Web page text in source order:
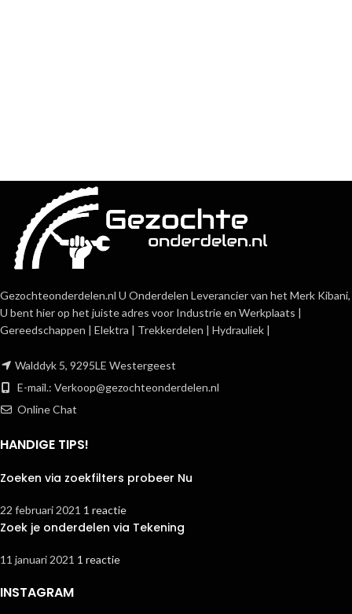
Gezochteonderdelen.nl U Onderdelen Leverancier van het Merk Kibani,
U bent hier op het juiste adres voor Industrie en Werkplaats |
Gereedschappen | Elektra | Trekkerdelen | Hydrauliek |
Walddyk 5, 9295LE Westergeest
E-mail.: Verkoop@gezochteonderdelen.nl
Online Chat
HANDIGE TIPS!
Zoeken via zoekfilters probeer Nu
22 februari 2021 1 reactie
Zoek je onderdelen via Tekening
11 januari 2021 1 reactie
INSTAGRAM